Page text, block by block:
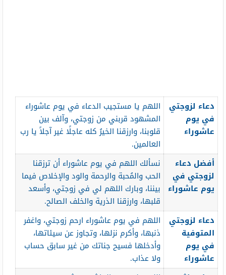
دعاء لزوجتي
في يوم
عاشوراء
اللهم يا مستجيب الدعاء في يوم عاشوراء
المشهود قربني من زوجتي، وآلف بين
قلوبنا، وارزقنا الخيرُ كله عاجلًا غير آجلاً يا رب
العالمين.
أفضل دعاء
لزوجتي في
يوم عاشوراء
نسألك اللهم في يوم عاشوراء أن ترزقنا
الحب والمُحبة والرحمة والود والإخلاص فيما
بيننا، وبارك اللهم لي في زوجتي، وأسعد
قلبها، وارزقنا الذرية والخلف الصالح.
دعاء لزوجتي
المتوفية
في يوم
عاشوراء
اللهم في يوم عاشوراء ارحم زوجتي، واغفر
ذنبها، وأكرم نزلها، وتجاوز عن سيئاتها،
وأدخلها فسيح جناتك من غير سابق حساب
ولا عذاب.